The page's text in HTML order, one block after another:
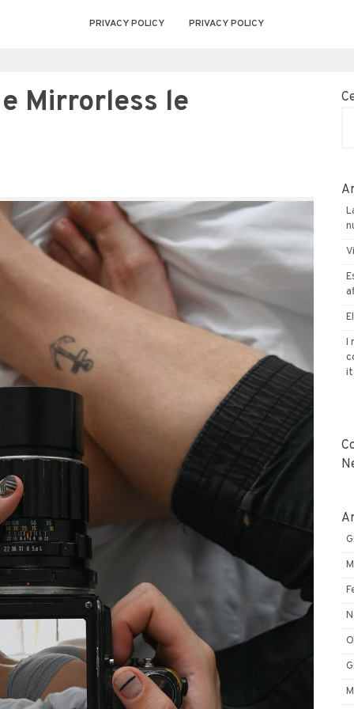
PRIVACY POLICY PRIVACY POLICY
Mirrorless le
I